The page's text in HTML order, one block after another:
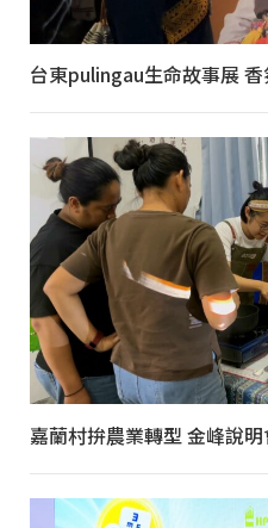
台東pulingau生命故事展
嘉蘭村拚農業轉型 金峰說